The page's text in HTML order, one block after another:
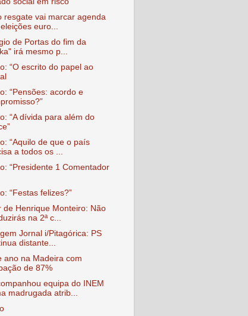
resgate vai marcar agenda
euro...
de Portas do fim da
irá mesmo p...
“O escrito do papel ao
“Pensões: acordo e
“A dívida para além do
“Aquilo de que o país
a todos os ...
“Presidente 1 Comentador
“Festas felizes?”
de Henrique Monteiro: Não
na 2ª c...
Jornal i/Pitagórica: PS
distante...
ano na Madeira com
de 87%
equipa do INEM
madrugada atrib...